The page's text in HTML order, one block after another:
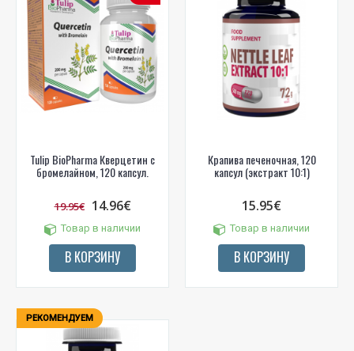
Tulip BioPharma Кверцетин с
бромелайном, 120 капсул.
19.95€ 14.96€
Товар в наличии
В КОРЗИНУ
Крапива печеночная, 120
капсул (экстракт 10:1)
15.95€
Товар в наличии
В КОРЗИНУ
РЕКОМЕНДУЕМ